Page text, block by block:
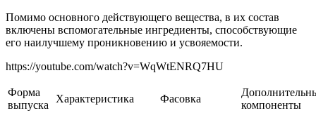
Помимо основного действующего вещества, в их состав
включены вспомогательные ингредиенты, способствующие
его наилучшему проникновению и усвояемости.
https://youtube.com/watch?v=WqWtENRQ7HU
Форма
выпуска
Характеристика Фасовка
компоненты